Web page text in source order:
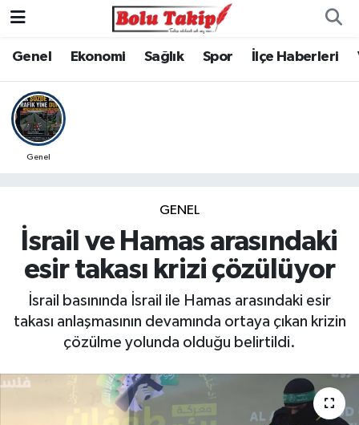
Genel Ekonomi Sağlık Spor İlçe Haberleri
Genel
GENEL
İsrail ve Hamas arasındaki
esir takası krizi çözülüyor
İsrail basınında İsrail ile Hamas arasındaki esir
takası anlaşmasının devamında ortaya çıkan krizin
çözülme yolunda olduğu belirtildi.